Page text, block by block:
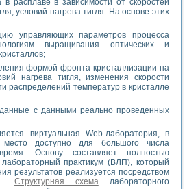
расплаве в зависимости от скоростей
условий нагрева тигля. На основе этих
управляющих параметров процесса
выращивания оптических и
формой фронта кристаллизации на
нагрева тигля, изменения скорости
распределений температур в кристалле
с данными реально проведенных
виртуальная Web-лаборатория, в
доступно для большого числа
Основу составляет полностью
практикум (ВЛП), который
результатов реализуется посредством
Структурная схемалабораторного